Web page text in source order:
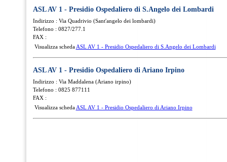
ASL AV 1 - Presidio Ospedaliero di S.Angelo dei Lombardi
Indirizzo : Via Quadrivio (Sant'angelo dei lombardi)
Telefono : 0827/277.1
FAX :
Visualizza scheda ASL AV 1 - Presidio Ospedaliero di S.Angelo dei Lombardi
ASL AV 1 - Presidio Ospedaliero di Ariano Irpino
Indirizzo : Via Maddalena (Ariano irpino)
Telefono : 0825 877111
FAX :
Visualizza scheda ASL AV 1 - Presidio Ospedaliero di Ariano Irpino